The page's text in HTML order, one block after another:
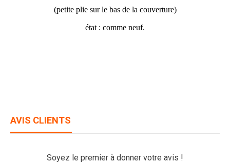
(petite plie sur le bas de la couverture)
état : comme neuf.
AVIS CLIENTS
Soyez le premier à donner votre avis !